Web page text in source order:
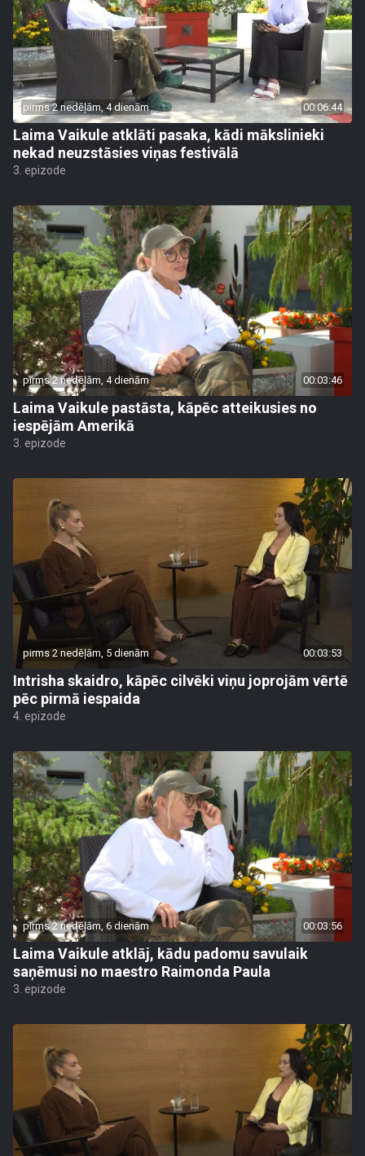
pirms 2 nedēļām, 4 dienām 00:06:44
Laima Vaikule atklāti pasaka, kādi mākslinieki
nekad neuzstāsies viņas festivālā
3. epizode
pirms 2 nedēļām, 4 dienām 00:03:46
Laima Vaikule pastāsta, kāpēc atteikusies no
iespējām Amerikā
3. epizode
pirms 2 nedēļām, 5 dienām 00:03:53
Intrisha skaidro, kāpēc cilvēki viņu joprojām vērtē
pēc pirmā iespaida
4. epizode
pirms 2 nedēļām, 6 dienām 00:03:56
Laima Vaikule atklāj, kādu padomu savulaik
saņēmusi no maestro Raimonda Paula
3. epizode